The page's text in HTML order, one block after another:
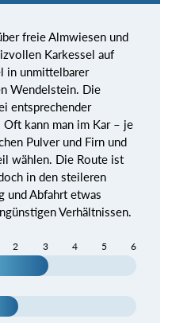
freie Almwiesen und
Karkessel auf
in unmittelbarer
Wendelstein. Die
entsprechender
Oft kann man im Kar – je
Pulver und Firn und
wählen. Die Route ist
in den steileren
und Abfahrt etwas
Verhältnissen.
2 3 4 5 6